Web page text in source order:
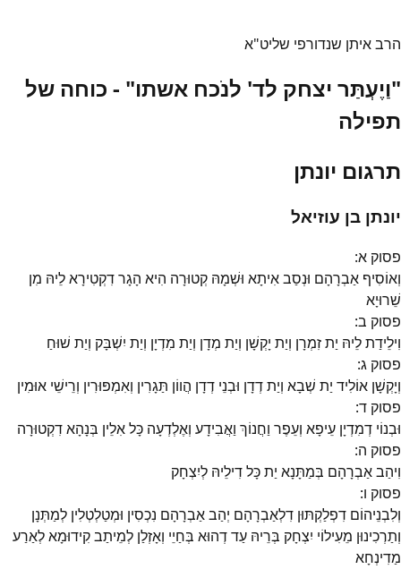
הרב איתן שנדורפי שליט"א
"וַיֶעְתַּר יצחק לד' לנֹכח אשתו" - כוחה של
תפילה
תרגום יונתן
יונתן בן עוזיאל
פסוק א:
וְאוֹסִיף אַבְרָהָם וּנְסַב אִיתָא וּשְׁמָהּ קְטוּרָה הִיא הָגָר דִקְטִירָא לֵיהּ מִן
שֵׁרוּיָא
פסוק ב:
וִילֵידַת לֵיהּ יַת זִמְרָן וְיַת יָקְשָׁן וְיַת מְדָן וְיַת מִדְיָן וְיַת יִשְׁבָּק וְיַת שׁוּחַ
פסוק ג:
וְיָקְשָׁן אוֹלִיד יַת שְׁבָא וְיַת דְדָן וּבְנֵי דְדָן הֲווֹן תַּגָרִין וְאִמְפּוּרִין וְרֵישֵׁי אוּמִין
פסוק ד:
וּבְנוֹי דְמִדְיָן עֵיפָא וְעֵפֶר וַחֲנוֹךְ וַאֲבִידָע וְאֶלְדְעָה כָּל אִלֵין בְּנָהָא דִקְטוּרָה
פסוק ה:
וִיהַב אַבְרָהָם בְּמַתָּנָא יַת כָּל דִילֵיהּ לְיִצְחָק
פסוק ו:
וְלִבְנֵיהוֹם דִפְלַקְתּוּן דִלְאַבְרָהָם יְהַב אַבְרָהָם נִכְסִין וּמְטַלְטְלִין לְמַתְּנָן
וְתַרְכִינוּן מֵעִילוֹי יִצְחָק בְּרֵיהּ עַד דְהוּא בְּחַיֵי וְאָזְלַן לְמֵיתַב קִידוּמָא לְאַרַע
מַדִינְחָא